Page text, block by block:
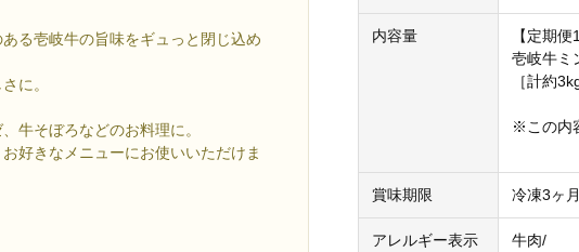
る壱岐牛の旨味をギュっと閉じ込め
に。
牛そぼろなどのお料理に。
好きなメニューにお使いいただけま
内容量
【定期
壱岐牛ミ
［計約
※この内
賞味期限 冷凍3ヶ月
アレルギー表示 牛肉/